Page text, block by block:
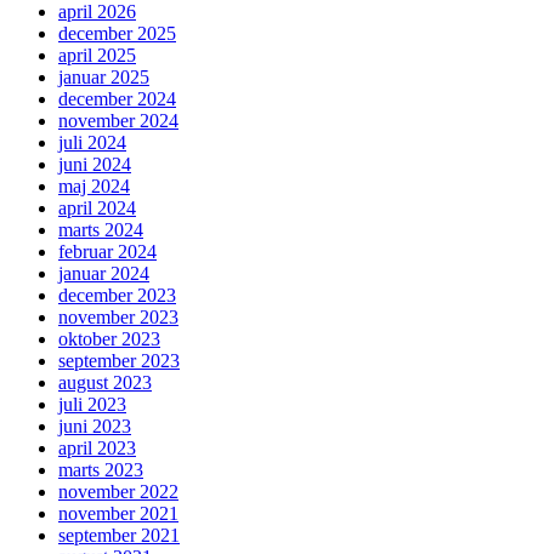
april 2026
december 2025
april 2025
januar 2025
december 2024
november 2024
juli 2024
juni 2024
maj 2024
april 2024
marts 2024
februar 2024
januar 2024
december 2023
november 2023
oktober 2023
september 2023
august 2023
juli 2023
juni 2023
april 2023
marts 2023
november 2022
november 2021
september 2021